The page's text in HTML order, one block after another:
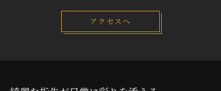
アクセスへ